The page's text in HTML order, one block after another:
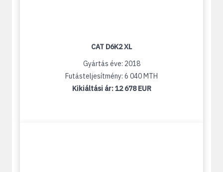
CAT D6K2 XL
Gyártás éve: 2018
Futásteljesítmény: 6 040 MTH
Kikiáltási ár:12 678 EUR